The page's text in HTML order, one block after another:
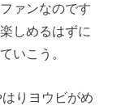
ァンなのです
しめるはずに
いこう。
りヨウビがめ